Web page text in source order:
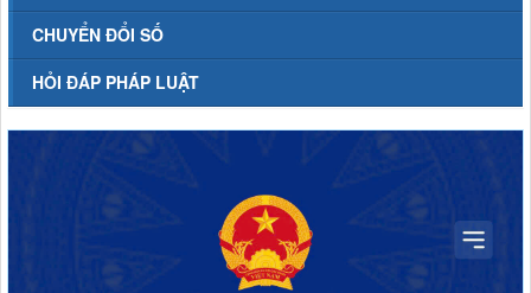
CHUYỂN ĐỔI SỐ
HỎI ĐÁP PHÁP LUẬT